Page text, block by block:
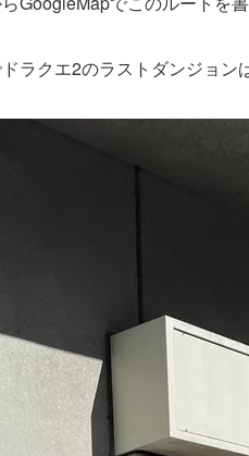
ラクエ2のラストダンジョン